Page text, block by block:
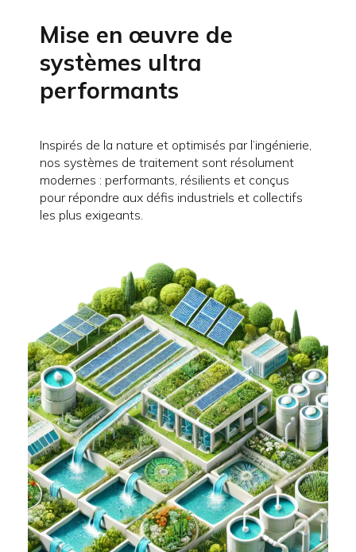
Mise en œuvre de
systèmes ultra
performants
Inspirés de la nature et optimisés par l’ingénierie,
nos systèmes de traitement sont résolument
modernes : performants, résilients et conçus
pour répondre aux défis industriels et collectifs
les plus exigeants.